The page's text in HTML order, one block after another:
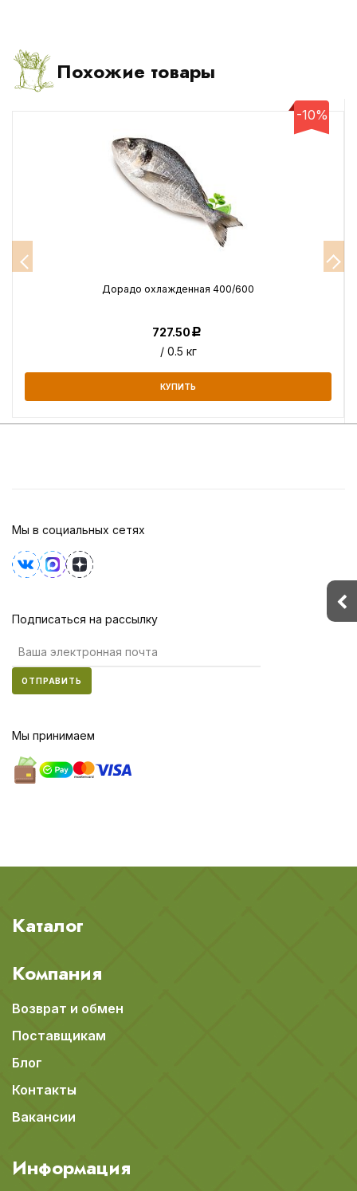
Похожие товары
-10%
Дорадо охлажденная 400/600
727.50Р
/ 0.5 кг
КУПИТЬ
Мы в социальных сетях
Подписаться на рассылку
ОТПРАВИТЬ
Мы принимаем
Каталог
Компания
Возврат и обмен
Поставщикам
Блог
Контакты
Вакансии
Информация